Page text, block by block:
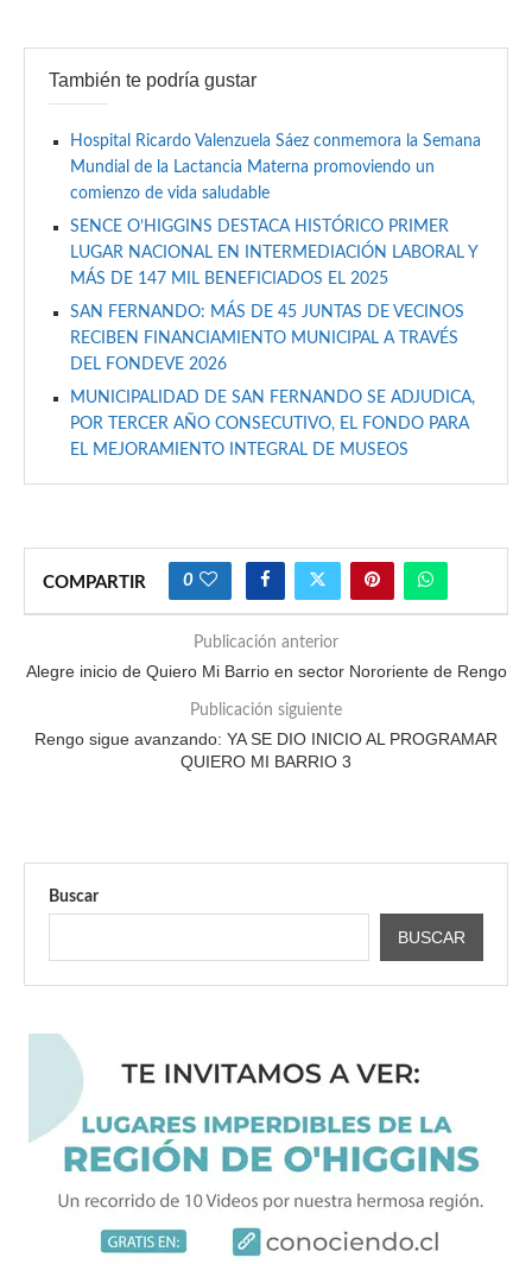
También te podría gustar
Hospital Ricardo Valenzuela Sáez conmemora la Semana
Mundial de la Lactancia Materna promoviendo un
comienzo de vida saludable
SENCE O’HIGGINS DESTACA HISTÓRICO PRIMER
LUGAR NACIONAL EN INTERMEDIACIÓN LABORAL Y
MÁS DE 147 MIL BENEFICIADOS EL 2025
SAN FERNANDO: MÁS DE 45 JUNTAS DE VECINOS
RECIBEN FINANCIAMIENTO MUNICIPAL A TRAVÉS
DEL FONDEVE 2026
MUNICIPALIDAD DE SAN FERNANDO SE ADJUDICA,
POR TERCER AÑO CONSECUTIVO, EL FONDO PARA
EL MEJORAMIENTO INTEGRAL DE MUSEOS
COMPARTIR 0
Publicación anterior
Alegre inicio de Quiero Mi Barrio en sector Nororiente de Rengo
Publicación siguiente
Rengo sigue avanzando: YA SE DIO INICIO AL PROGRAMAR
QUIERO MI BARRIO 3
Buscar
BUSCAR